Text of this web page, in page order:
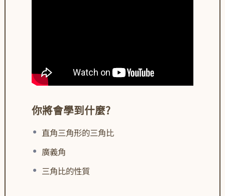
你將會學到什麼?
直角三角形的三角比
廣義角
三角比的性質